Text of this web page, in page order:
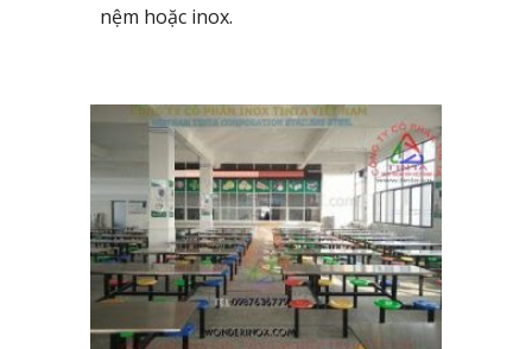
nệm hoặc inox.